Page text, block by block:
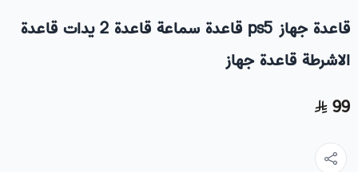
قاعدة جهاز ps5 قاعدة سماعة قاعدة 2 يدات قاعدة
الاشرطة قاعدة جهاز
99